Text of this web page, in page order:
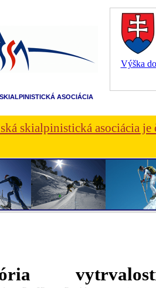
Výška
ASOCIÁCIA
skialpinistická asociácia